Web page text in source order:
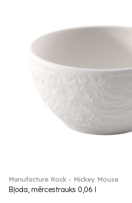
Manufacture Rock - Mickey Mouse
Bļoda, mērcestrauks 0,06 l